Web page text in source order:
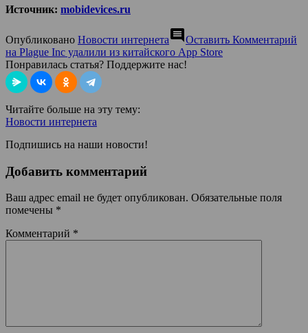
Источник: mobidevices.ru
Опубликовано Новости интернетаcomment Оставить Комментарий
на Plague Inc удалили из китайского App Store
Понравилась статья? Поддержите нас!
Читайте больше на эту тему:
Новости интернета
Подпишись на наши новости!
Добавить комментарий
Ваш адрес email не будет опубликован. Обязательные поля
помечены *
Комментарий *